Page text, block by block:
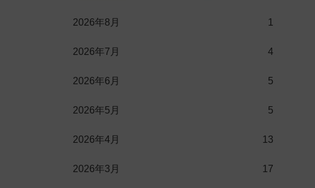
2026年8月 1
2026年7月 4
2026年6月 5
2026年5月 5
2026年4月 13
2026年3月 17